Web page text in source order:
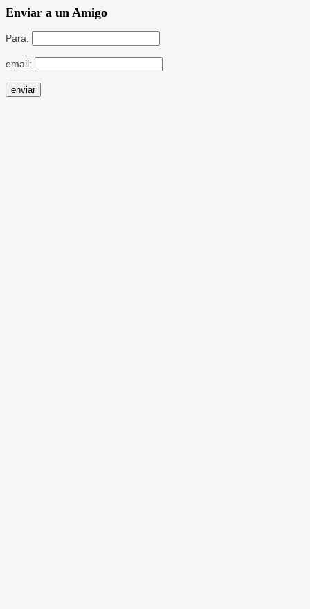
Enviar a un Amigo
Para:
email: